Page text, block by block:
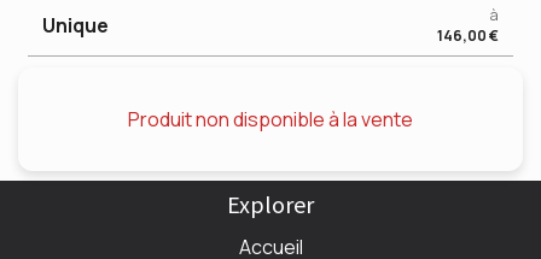
Unique
à
146,00 €
Produit non disponible à la vente
Explorer
Accueil